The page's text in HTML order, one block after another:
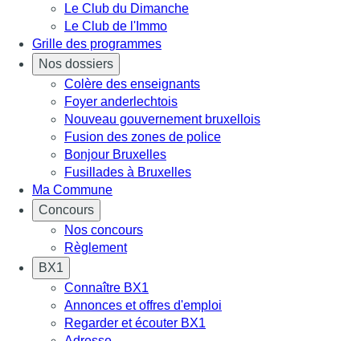
Le Club du Dimanche
Le Club de l'Immo
Grille des programmes
Nos dossiers
Colère des enseignants
Foyer anderlechtois
Nouveau gouvernement bruxellois
Fusion des zones de police
Bonjour Bruxelles
Fusillades à Bruxelles
Ma Commune
Concours
Nos concours
Règlement
BX1
Connaître BX1
Annonces et offres d'emploi
Regarder et écouter BX1